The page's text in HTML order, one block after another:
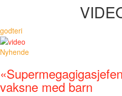
godteri
Nyhende
vaksne med barn